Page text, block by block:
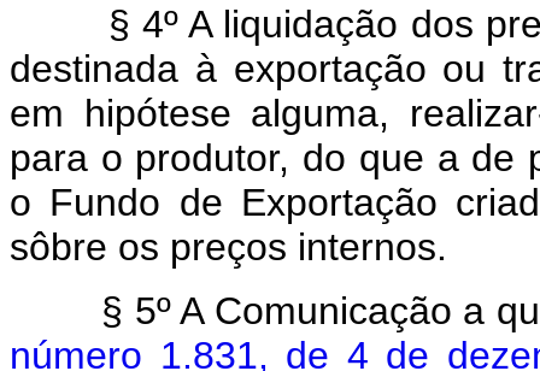
§ 4º A liquidação dos
destinada à exportação ou
em hipótese alguma,
para o produtor, do que a de
o Fundo de Exportação
sôbre os preços internos.
§ 5º A Comunicação a
número 1.831, de 4 de